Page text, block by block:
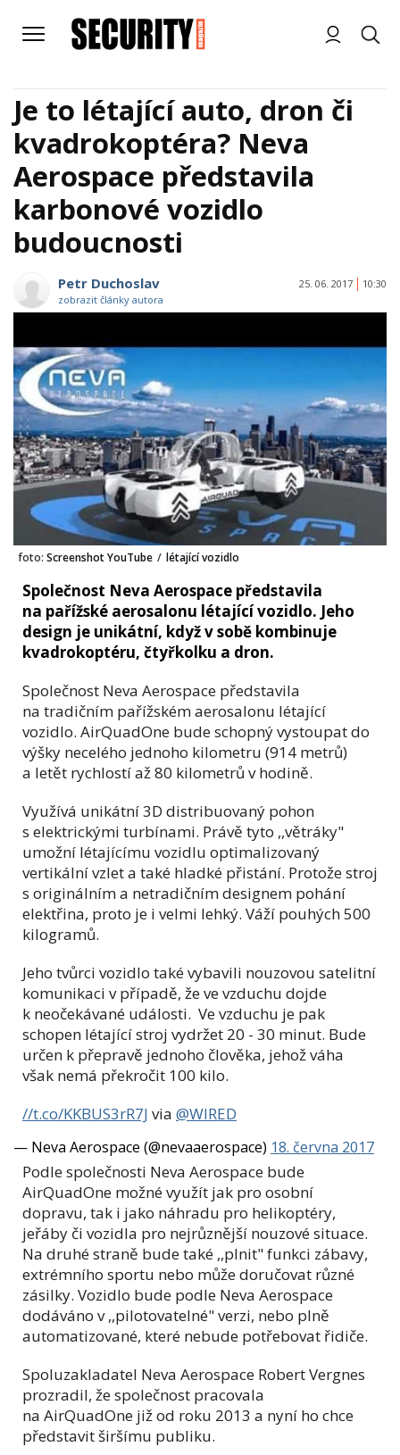
Je to létající auto, dron či
kvadrokoptéra? Neva
Aerospace představila
karbonové vozidlo
budoucnosti
Petr Duchoslav
zobrazit články autora
25. 06. 2017 10:30
foto: Screenshot YouTube / létající vozidlo
Společnost Neva Aerospace představila
na pařížské aerosalonu létající vozidlo. Jeho
design je unikátní, když v sobě kombinuje
kvadrokoptéru, čtyřkolku a dron.
Společnost Neva Aerospace představila
na tradičním pařížském aerosalonu létající
vozidlo. AirQuadOne bude schopný vystoupat do
výšky necelého jednoho kilometru (914 metrů)
a letět rychlostí až 80 kilometrů v hodině.
Využívá unikátní 3D distribuovaný pohon
s elektrickými turbínami. Právě tyto ,,větráky"
umožní létajícímu vozidlu optimalizovaný
vertikální vzlet a také hladké přistání. Protože stroj
s originálním a netradičním designem pohání
elektřina, proto je i velmi lehký. Váží pouhých 500
kilogramů.
Jeho tvůrci vozidlo také vybavili nouzovou satelitní
komunikaci v případě, že ve vzduchu dojde
k neočekávané události. Ve vzduchu je pak
schopen létající stroj vydržet 20 - 30 minut. Bude
určen k přepravě jednoho člověka, jehož váha
však nemá překročit 100 kilo.
//t.co/KKBUS3rR7J via @WIRED
— Neva Aerospace (@nevaaerospace) 18. června 2017
Podle společnosti Neva Aerospace bude
AirQuadOne možné využít jak pro osobní
dopravu, tak i jako náhradu pro helikoptéry,
jeřáby či vozidla pro nejrůznější nouzové situace.
Na druhé straně bude také ,,plnit" funkci zábavy,
extrémního sportu nebo může doručovat různé
zásilky. Vozidlo bude podle Neva Aerospace
dodáváno v ,,pilotovatelné" verzi, nebo plně
automatizované, které nebude potřebovat řidiče.
Spoluzakladatel Neva Aerospace Robert Vergnes
prozradil, že společnost pracovala
na AirQuadOne již od roku 2013 a nyní ho chce
představit širšímu publiku.